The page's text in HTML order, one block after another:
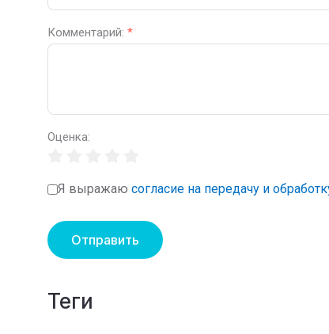
Комментарий: *
Оценка:
Я выражаю согласие на передачу и
Отправить
теги